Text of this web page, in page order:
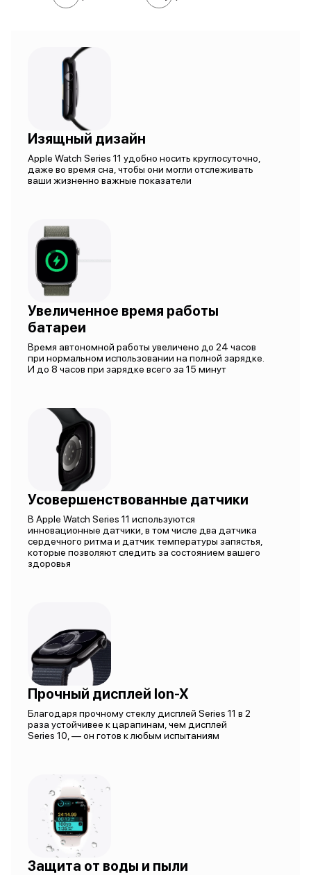
Изящный дизайн
Apple Watch Series 11 удобно носить круглосуточно,
даже во время сна, чтобы они могли отслеживать
ваши жизненно важные показатели
Увеличенное время работы
батареи
Время автономной работы увеличено до 24 часов
при нормальном использовании на полной зарядке.
И до 8 часов при зарядке всего за 15 минут
Усовершенствованные датчики
В Apple Watch Series 11 используются
инновационные датчики, в том числе два датчика
сердечного ритма и датчик температуры запястья,
которые позволяют следить за состоянием вашего
здоровья
Прочный дисплей Ion-X
Благодаря прочному стеклу дисплей Series 11 в 2
раза устойчивее к царапинам, чем дисплей
Series 10, — он готов к любым испытаниям
Защита от воды и пыли